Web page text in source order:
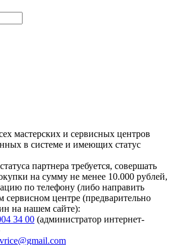
мастерских и сервисных центров
в системе и имеющих статус
партнера требуется, совершать
на сумму не менее 10.000 рублей,
по телефону (либо направить
центре (предварительно
на нашем сайте):
34 00 (администратор интернет-